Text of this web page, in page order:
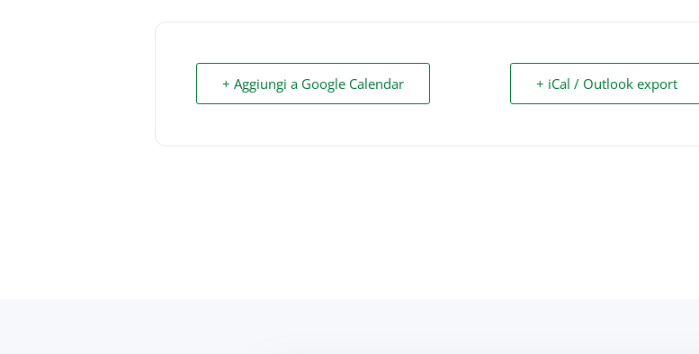
+ Aggiungi a Google Calendar + iCal / Outlook export